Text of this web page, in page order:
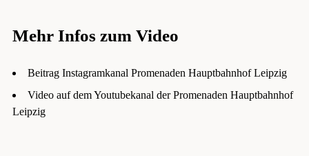
Mehr Infos zum Video
Beitrag Instagramkanal Promenaden Hauptbahnhof Leipzig
Video auf dem Youtubekanal der Promenaden Hauptbahnhof
Leipzig